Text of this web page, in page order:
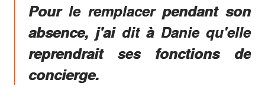
Pour le remplacer pendant son
absence, j'ai dit à Danie qu'elle
reprendrait ses fonctions de
concierge.